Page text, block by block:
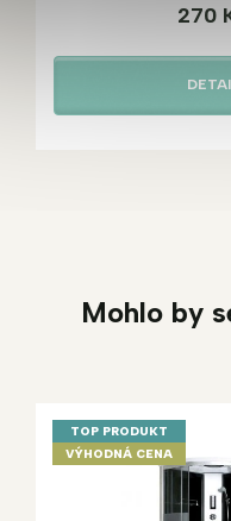
270
Mohlo by
TOP PRODUKT
VÝHODNÁ CENA